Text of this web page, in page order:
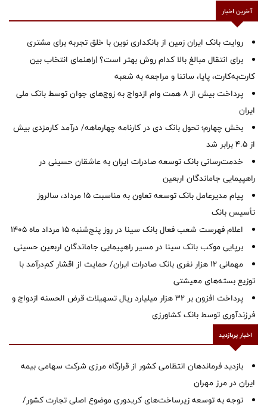
آخرین اخبار
روایت بانک ایران زمین از بانکداری نوین با خلق تجربه برای مشتری
برای انتقال مبالغ بالا کدام روش بهتر است؟ |راهنمای انتخاب بین
کارت‌به‌کارت، پایا، ساتنا و مراجعه به شعبه
پرداخت بیش از ۸ همت وام ازدواج به زوج‌های جوان توسط بانک ملی
ایران
بخش چهارم؛ تحول بانک دی در کارنامه چهارماهه/ درآمد کارمزدی بیش
از ۴.۵ برابر شد
خدمت‌رسانی بانک توسعه صادرات ایران به عاشقان حسینی در
راهپیمایی جاماندگان اربعین
پیام مدیرعامل بانک توسعه تعاون به مناسبت 15 مرداد، سالروز
تأسیس بانک
اعلام فهرست شعب فعال بانک سینا در روز پنج‌شنبه 15 مرداد ماه 1405
برپایی موکب بانک سینا در مسیر راهپیمایی جاماندگان اربعین حسینی
مهمانی ۱۲ هزار نفری بانک صادرات ایران/ حمایت از اقشار کم‌درآمد با
توزیع بسته‌های معیشتی
پرداخت افزون بر 32 هزار میلیارد ریال تسهیلات قرض الحسنه ازدواج و
فرزندآوری توسط بانک کشاورزی
اخبار پربازدید
بازدید فرماندهان انتظامی کشور از قرارگاه مرزی شرکت سهامی بیمه
ایران در مرز مهران
توجه به توسعه زیرساخت‌های کریدوری موضوع اصلی تجارت کشور/